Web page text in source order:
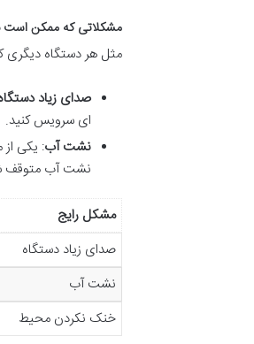
مشکلاتی که ممکن است
مثل هر دستگاه دیگری
صدای زیاد
ای سرویس کنید.
نشت آب: یکی
نشت آب متوقف
مشکل رایج
صدای زیاد دستگاه
نشت آب
خنک نکردن محیط